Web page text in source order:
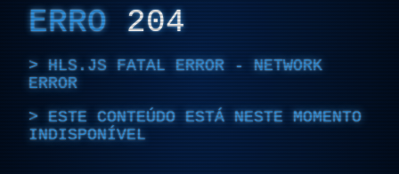
ERRO 204
HLS.JS FATAL ERROR - NETWORK
ERROR
ESTE CONTEÚDO ESTÁ NESTE MOMENTO
INDISPONÍVEL